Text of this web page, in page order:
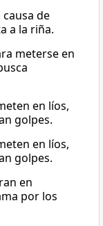
de
a la riña.
meterse en
en líos,
golpes.
en líos,
golpes.
en
por los